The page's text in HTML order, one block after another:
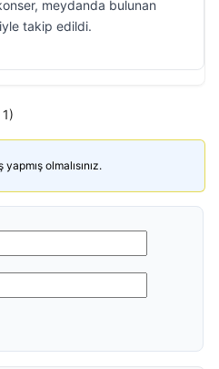
meydanda bulunan
takip edildi.
olmalısınız.